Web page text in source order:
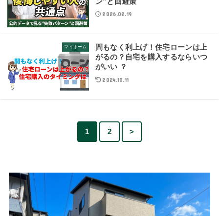
2026.02.19
マイホーム
間もなく利上げ！住宅ローンは上
がるの？自宅を購入するならいつ
がいい ？
2024.10.11
1 2 >